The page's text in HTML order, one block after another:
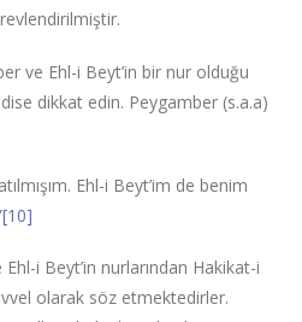
ve Ehl-i Beyt’in bir nur olduğu
dikkat edin. Peygamber (s.a.a)
Ehl-i Beyt’im de benim
[10]
i Beyt’in nurlarından Hakikat-i
olarak söz etmektedirler.